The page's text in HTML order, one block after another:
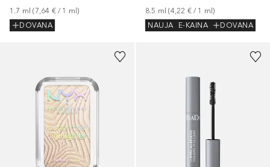
1.7 ml (7,64 € / 1 ml)
DOVANA
8.5 ml (4,22 € / 1 ml)
NAUJA
E-KAINA DOVANA
+5